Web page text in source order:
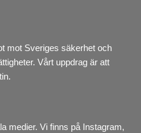
mot Sveriges säkerhet och
Vårt uppdrag är att
medier. Vi finns på Instagram,